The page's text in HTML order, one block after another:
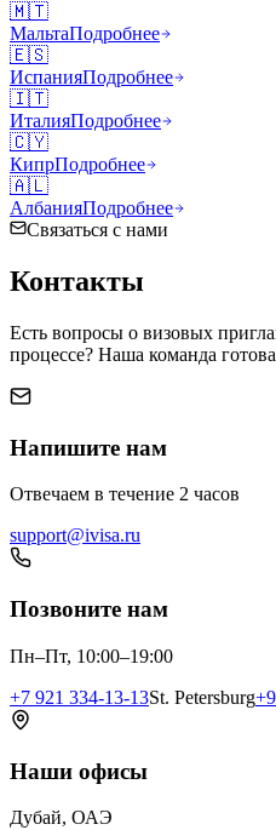
🇲🇹
МальтаПодробнее
🇪🇸
ИспанияПодробнее
🇮🇹
ИталияПодробнее
🇨🇾
КипрПодробнее
🇦🇱
АлбанияПодробнее
Связаться с нами
Контакты
Есть вопросы о визовых
процессе? Наша команда
Напишите нам
Отвечаем в течение 2 часов
support@ivisa.ru
Позвоните нам
Пн–Пт, 10:00–19:00
+7 921 334-13-13St. Petersburg
Наши офисы
Дубай, ОАЭ